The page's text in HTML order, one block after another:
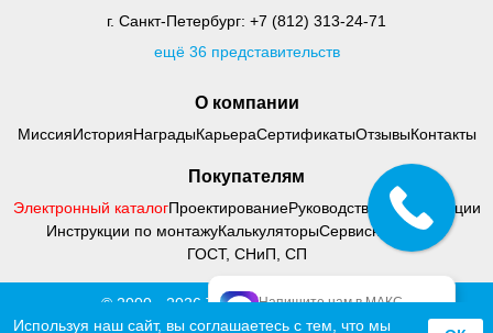
О компании
МиссияИсторияНаградыКарьераСертификатыОтзывыКонтакты
Покупателям
Электронный каталогПроектированиеРуководства по адаптации
Инструкции по монтажуКалькуляторыСервисный центр
ГОСТ, СНиП, СП
г. Санкт-Петербург: +7 (812) 313-24-71
ещё 36 представительств
© 2000 - 2026 Тифлоцентр «Вертикаль»
Политика конфиденциальности
Напишите нам в МАКС
официальный МАКС
Используя наш сайт, вы соглашаетесь с тем, что мы